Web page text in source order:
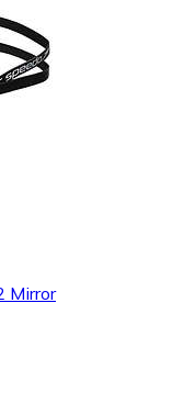
Mirror